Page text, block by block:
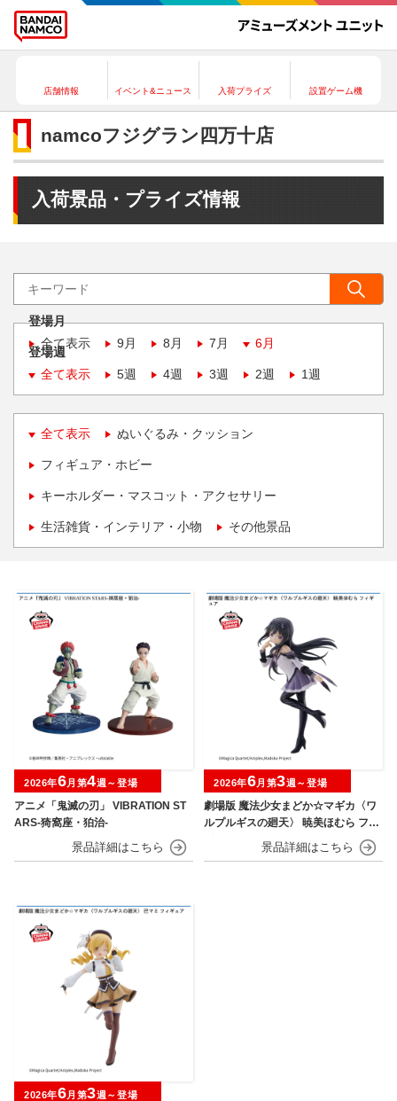
店舗情報 イベント&ニュース 入荷プライズ 設置ゲーム機
namcoフジグラン四万十店
入荷景品・プライズ情報
登場月
全て表示
9月 8月 7月 6月
登場週
全て表示
5週 4週 3週 2週 1週
全て表示 ぬいぐるみ・クッション
フィギュア・ホビー
キーホルダー・マスコット・アクセサリー
生活雑貨・インテリア・小物 その他景品
アニメ「鬼滅の刃」 VIBRATION ST
ARS-猗窩座・狛治-
2026年6月第4週～登場
劇場版 魔法少女まどか☆マギカ〈ワ
ルプルギスの廻天〉 暁美ほむら フィ
2026年6月第3週～登場
2026年6月第3週～登場